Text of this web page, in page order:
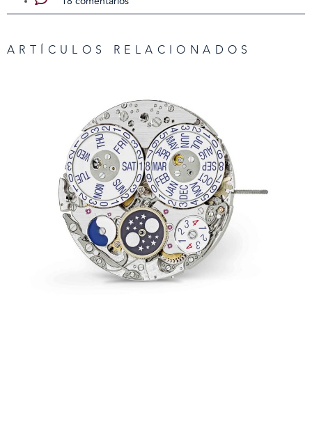
ARTÍCULOS RELACIONADOS